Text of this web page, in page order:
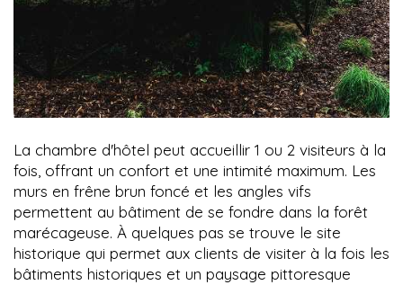
La chambre d'hôtel peut accueillir 1 ou 2 visiteurs à la
fois, offrant un confort et une intimité maximum. Les
murs en frêne brun foncé et les angles vifs
permettent au bâtiment de se fondre dans la forêt
marécageuse. À quelques pas se trouve le site
historique qui permet aux clients de visiter à la fois les
bâtiments historiques et un paysage pittoresque